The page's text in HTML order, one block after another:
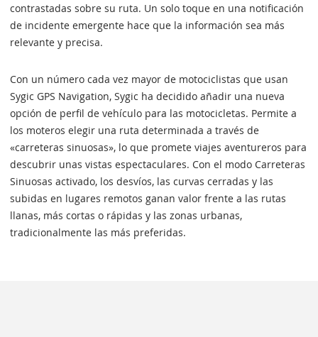
contrastadas sobre su ruta. Un solo toque en una notificación
de incidente emergente hace que la información sea más
relevante y precisa.
Con un número cada vez mayor de motociclistas que usan
Sygic GPS Navigation, Sygic ha decidido añadir una nueva
opción de perfil de vehículo para las motocicletas. Permite a
los moteros elegir una ruta determinada a través de
«carreteras sinuosas», lo que promete viajes aventureros para
descubrir unas vistas espectaculares. Con el modo Carreteras
Sinuosas activado, los desvíos, las curvas cerradas y las
subidas en lugares remotos ganan valor frente a las rutas
llanas, más cortas o rápidas y las zonas urbanas,
tradicionalmente las más preferidas.